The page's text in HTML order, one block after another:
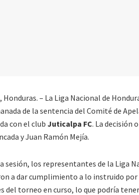
– La Liga Nacional de
de la sentencia del Comité de
con el clubJuticalpa FC. La decisión
y Juan Ramón Mejía.
sesión, los representantes de la Liga
a dar cumplimiento a lo instruido
del torneo en curso, lo que podría